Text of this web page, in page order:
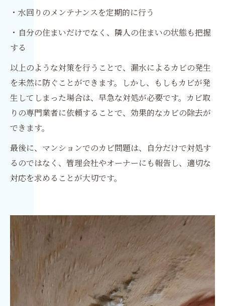
・水回りのメンテナンスを定期的に行う
・自分の住まいだけでなく、隣人の住まいの状態も把握
する
以上のような対策を行うことで、漏水によるカビの発生
を未然に防ぐことができます。しかし、もしもカビが発
生してしまった場合は、早急な対処が必要です。カビ取
りの専門業者に依頼することで、効果的なカビの除去が
できます。
最後に、マンションでのカビ問題は、自分だけで対処す
るのではなく、管理会社やオーナーにも報告し、適切な
対応を求めることが大切です。